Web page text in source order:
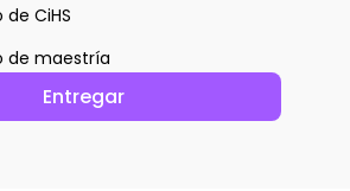
CiHS
de maestría
Entregar